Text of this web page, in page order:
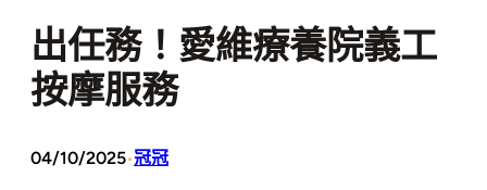
出任務！愛維療養院義工
按摩服務
04/10/2025•冠冠